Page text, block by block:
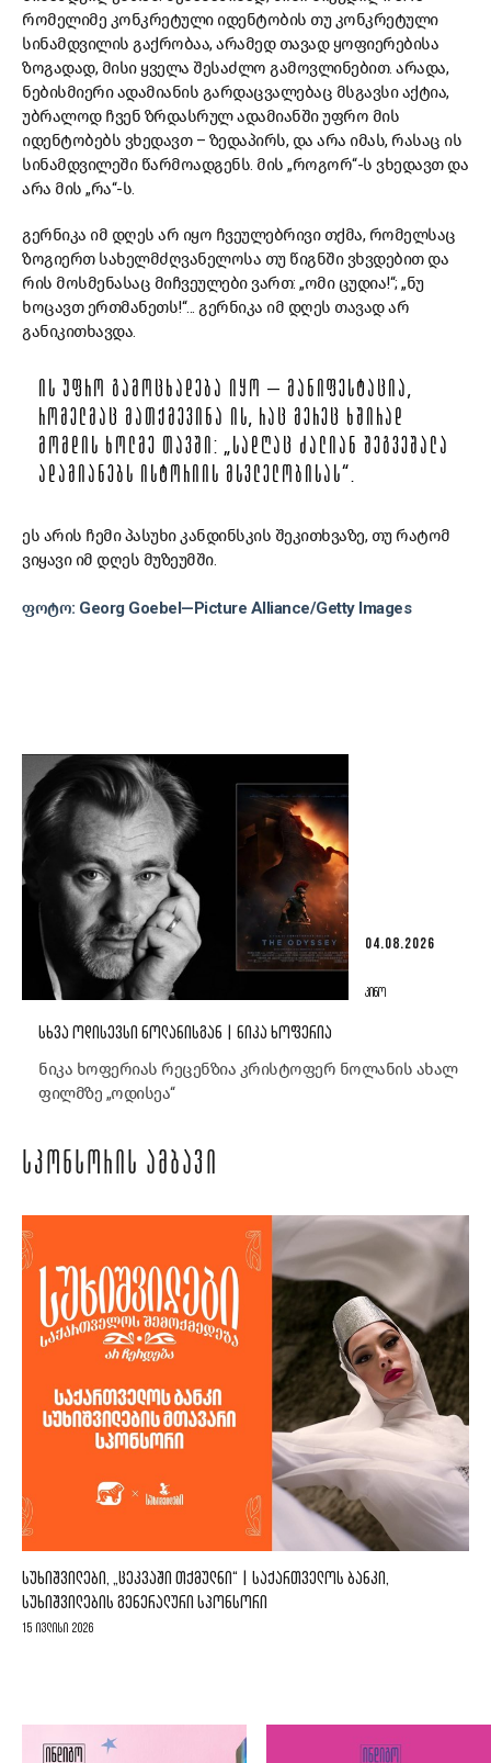
რომელიმე კონკრეტული იდენტობის თუ კონკრეტული
სინამდვილის გაქრობაა, არამედ თავად ყოფიერებისა
ზოგადად, მისი ყველა შესაძლო გამოვლინებით. არადა,
ნებისმიერი ადამიანის გარდაცვალებაც მსგავსი აქტია,
უბრალოდ ჩვენ ზრდასრულ ადამიანში უფრო მის
იდენტობებს ვხედავთ – ზედაპირს, და არა იმას, რასაც ის
სინამდვილეში წარმოადგენს. მის „როგორ“-ს ვხედავთ და
არა მის „რა“-ს.
გერნიკა იმ დღეს არ იყო ჩვეულებრივი თქმა, რომელსაც
ზოგიერთ სახელმძღვანელოსა თუ წიგნში ვხვდებით და
რის მოსმენასაც მიჩვეულები ვართ: „ომი ცუდია!“; „ნუ
ხოცავთ ერთმანეთს!“... გერნიკა იმ დღეს თავად არ
განიკითხავდა.
ᲘᲡ ᲣᲤᲠᲝ ᲒᲐᲛᲝᲪᲮᲐᲓᲔᲑᲐ ᲘᲧᲝ – ᲛᲐᲜᲘᲤᲔᲡᲢᲐᲪᲘᲐ,
ᲠᲝᲛᲔᲚᲛᲐᲪ ᲛᲐᲗᲥᲛᲔᲕᲘᲜᲐ ᲘᲡ, ᲠᲐᲪ ᲛᲔᲠᲔᲪ ᲮᲨᲘᲠᲐᲓ
ᲛᲝᲛᲓᲘᲡ ᲮᲝᲚᲛᲔ ᲗᲐᲕᲨᲘ: „ᲡᲐᲓᲦᲐᲪ ᲫᲐᲚᲘᲐᲜ ᲨᲔᲒᲕᲔᲨᲐᲚᲐ
ᲐᲓᲐᲛᲘᲐᲜᲔᲑᲡ ᲘᲡᲢᲝᲠᲘᲘᲡ ᲛᲡᲕᲚᲔᲚᲝᲑᲘᲡᲐᲡ“.
ეს არის ჩემი პასუხი კანდინსკის შეკითხვაზე, თუ რატომ
ვიყავი იმ დღეს მუზეუმში.
ფოტო: Georg Goebel—Picture Alliance/Getty Images
04.08.2026
ᲙᲘᲜᲝ
ᲡᲮᲕᲐ ᲝᲓᲘᲡᲔᲕᲡᲘ ᲜᲝᲚᲐᲜᲘᲡᲒᲐᲜ | ᲜᲘᲙᲐ ᲮᲝᲤᲔᲠᲘᲐ
ნიკა ხოფერიას რეცენზია კრისტოფერ ნოლანის ახალ
ფილმზე „ოდისეა“
ᲡᲞᲝᲜᲡᲝᲠᲘᲡ ᲐᲛᲑᲐᲕᲘ
ᲡᲣᲮᲘᲨᲕᲘᲚᲔᲑᲘ, „ᲪᲔᲙᲕᲐᲨᲘ ᲗᲥᲛᲣᲚᲜᲘ“ | ᲡᲐᲥᲐᲠᲗᲕᲔᲚᲝᲡ ᲑᲐᲜᲙᲘ,
ᲡᲣᲮᲘᲨᲕᲘᲚᲔᲑᲘᲡ ᲒᲔᲜᲔᲠᲐᲚᲣᲠᲘ ᲡᲞᲝᲜᲡᲝᲠᲘ
15 ივლისი 2026